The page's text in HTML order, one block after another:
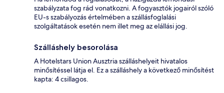
szabályzata fog rád vonatkozni. A fogyasztók jogairól szóló
EU-s szabályozás értelmében a szállásfoglalási
szolgáltatások esetén nem illet meg az elállási jog.
Szálláshely besorolása
A Hotelstars Union Ausztria szálláshelyeit hivatalos
minősítéssel látja el. Ez a szálláshely a következő minősítést
kapta: 4 csillagos.